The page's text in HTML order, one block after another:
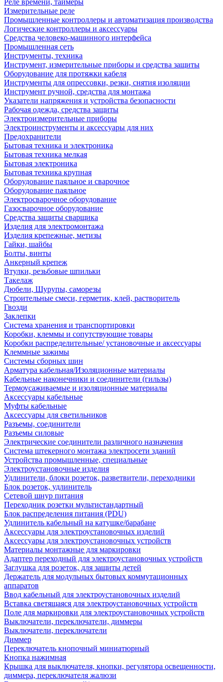
Реле времени, таймеры
Измерительные реле
Промышленные контроллеры и автоматизация производства
Логические контроллеры и аксессуары
Средства человеко-машинного интерфейса
Промышленная сеть
Инструменты, техника
Инструмент, измерительные приборы и средства защиты
Оборудование для протяжки кабеля
Инструменты для опрессовки, резки, снятия изоляции
Инструмент ручной, средства для монтажа
Указатели напряжения и устройства безопасности
Рабочая одежда, средства защиты
Электроизмерительные приборы
Электроинструменты и аксессуары для них
Предохранители
Бытовая техника и электроника
Бытовая техника мелкая
Бытовая электроника
Бытовая техника крупная
Оборудование паяльное и сварочное
Оборудование паяльное
Электросварочное оборудование
Газосварочное оборудование
Средства защиты сварщика
Изделия для электромонтажа
Изделия крепежные, метизы
Гайки, шайбы
Болты, винты
Анкерный крепеж
Втулки, резьбовые шпильки
Такелаж
Дюбели, Шурупы, саморезы
Строительные смеси, герметик, клей, растворитель
Гвозди
Заклепки
Система хранения и транспортировки
Коробки, клеммы и сопутствующие товары
Коробки распределительные/ установочные и аксессуары
Клеммные зажимы
Системы сборных шин
Арматура кабельная/Изоляционные материалы
Кабельные наконечники и соединители (гильзы)
Термоусаживаемые и изоляционные материалы
Аксессуары кабельные
Муфты кабельные
Аксессуары для светильников
Разъемы, соединители
Разъемы силовые
Электрические соединители различного назначения
Система штекерного монтажа электросети зданий
Устройства промышленные, специальные
Электроустановочные изделия
Удлинители, блоки розеток, разветвители, переходники
Блок розеток, удлинитель
Сетевой шнур питания
Переходник розетки мультистандартный
Блок распределения питания (PDU)
Удлинитель кабельный на катушке/барабане
Аксессуары для электроустановочных изделий
Аксессуары для электроустановочных устройств
Материалы монтажные для маркировки
Адаптер переходный для электроустановочных устройств
Заглушка для розеток, для защиты детей
Держатель для модульных бытовых коммутационных
аппаратов
Ввод кабельный для электроустановочных изделий
Вставка светящаяся для электроустановочных устройств
Поле для маркировки для электроустановочных устройств
Выключатели, переключатели, диммеры
Выключатели, переключатели
Диммер
Переключатель кнопочный миниатюрный
Кнопка нажимная
Крышка для выключателя, кнопки, регулятора освещенности,
диммера, переключателя жалюзи